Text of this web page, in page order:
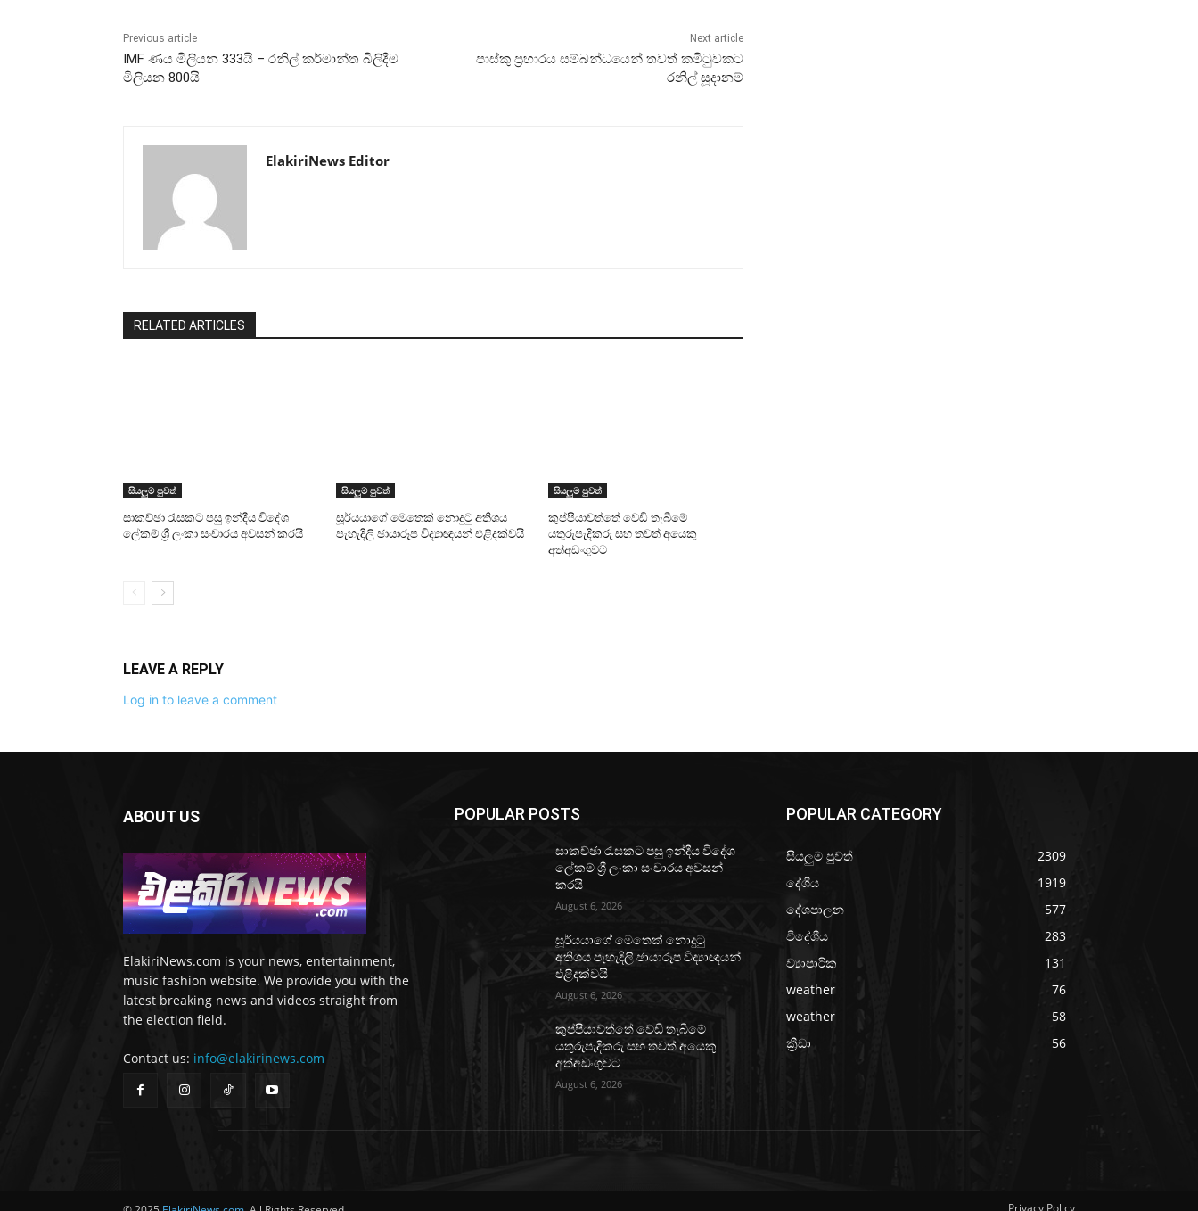
Previous article
IMF ණය මිලියන 333යි – රනිල් කර්මාන්ත බිලිදීම
මිලියන 800යි
Next article
පාස්කු ප්‍රහාරය සම්බන්ධයෙන් තවත් කමිටුවකට
රනිල් සූදානම්
ElakiriNews Editor
RELATED ARTICLES
සියලුම පුවත්
සාකච්ඡා රැසකට පසු ඉන්දීය විදේශ
ලේකම් ශ්‍රී ලංකා සංචාරය අවසන් කරයි
සියලුම පුවත්
සූර්යයාගේ මෙතෙක් නොදුටු අතිශය
පැහැදිලි ඡායාරූප විද්‍යාඥයන් එළිදක්වයි
සියලුම පුවත්
කුප්පියාවත්තේ වෙඩි තැබීමේ
යතුරුපැදිකරු සහ තවත් අයෙකු
අත්අඩංගුවට
LEAVE A REPLY
Log in to leave a comment
ABOUT US
ElakiriNews.com is your news, entertainment,
music fashion website. We provide you with the
latest breaking news and videos straight from
the election field.
Contact us: info@elakirinews.com
POPULAR POSTS
සාකච්ඡා රැසකට පසු ඉන්දීය විදේශ
ලේකම් ශ්‍රී ලංකා සංචාරය අවසන්
කරයි
August 6, 2026
සූර්යයාගේ මෙතෙක් නොදුටු
අතිශය පැහැදිලි ඡායාරූප විද්‍යාඥයන්
එළිදක්වයි
August 6, 2026
කුප්පියාවත්තේ වෙඩි තැබීමේ
යතුරුපැදිකරු සහ තවත් අයෙකු
අත්අඩංගුවට
August 6, 2026
POPULAR CATEGORY
සියලුම පුවත්
2309
දේශීය
1919
දේශපාලන
577
විදේශීය
283
ව්‍යාපාරික
131
weather
76
weather
58
ක්‍රීඩා
56